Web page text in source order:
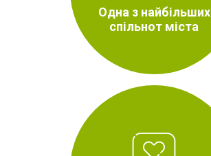
Одна з найбільших
спільнот міста